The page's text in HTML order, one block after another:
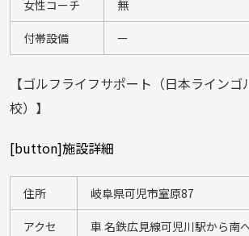
女性コーチ 無
付帯設備 ー
【ゴルフライフサポート（日本ライン
校）】
[button]施設詳細
住所 岐阜県可児市室原87
アクセ
車 名鉄広見線可児川駅から南